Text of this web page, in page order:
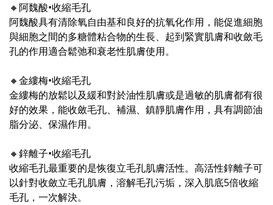
🔸阿魏酸•收縮毛孔
阿魏酸具有清除氧自由基和良好的抗氧化作用，能促進細胞
與細胞之間的多糖體粘合物的生長、起到緊實肌膚和收斂毛
孔的作用適合鬆弛和衰老性肌膚使用。
🔸金縷梅•收縮毛孔
金縷梅的放鬆以及緩和對於油性肌膚或是過敏的肌膚都有很
好的效果，能收斂毛孔、補濕、鎮靜肌膚作用，具有調節油
脂分泌、保濕作用。
🔸鋅離子•收縮毛孔
收縮毛孔最重要的是恢復立毛孔肌膚活性。高活性鋅離子可
以針對收斂立毛孔肌膚，溶解毛孔污垢，深入肌底5倍收縮
毛孔，一次解決。